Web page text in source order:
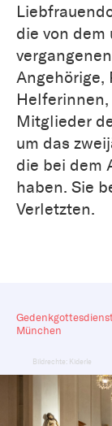
die von
Angehörige,
Mitglieder
um das
die bei dem
haben. Sie
Verletzten.
München
Bildrechte: Kiderle